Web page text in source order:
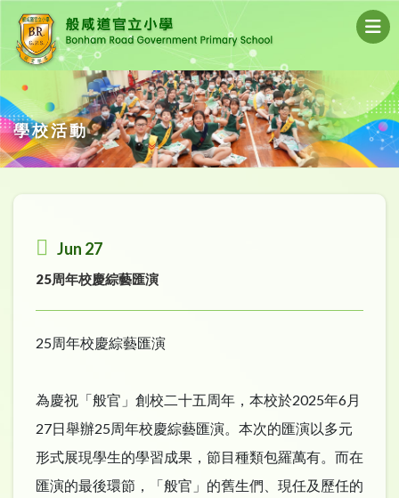
學校活動
Jun 27
25周年校慶綜藝匯演
25周年校慶綜藝匯演
為慶祝「般官」創校二十五周年，本校於2025年6月
27日舉辦25周年校慶綜藝匯演。本次的匯演以多元
形式展現學生的學習成果，節目種類包羅萬有。而在
匯演的最後環節，「般官」的舊生們、現任及歷任的